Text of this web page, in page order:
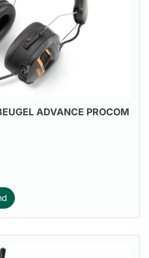
ADVANCE PROCOM